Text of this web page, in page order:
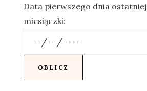
Data pierwszego dnia ostatniej
miesiączki: